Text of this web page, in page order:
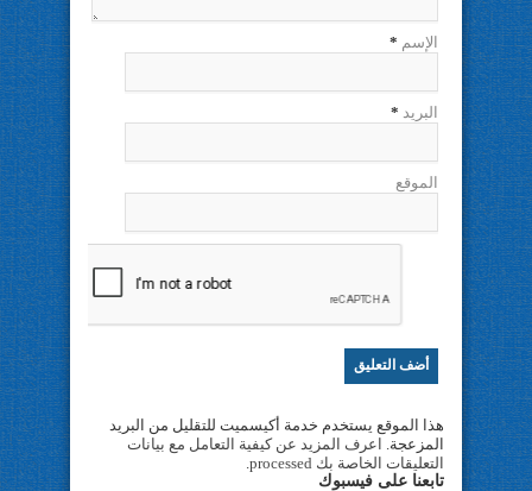
الإسم *
البريد *
الموقع
هذا الموقع يستخدم خدمة أكيسميت للتقليل من البريد
المزعجة.
اعرف المزيد عن كيفية التعامل مع بيانات
التعليقات الخاصة بك processed
تابعنا على فيسبوك